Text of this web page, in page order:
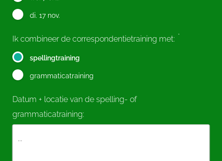
di. 17 nov.
Ik combineer de correspondentietraining met: *
spellingtraining
grammaticatraining
Datum + locatie van de spelling- of
grammaticatraining: